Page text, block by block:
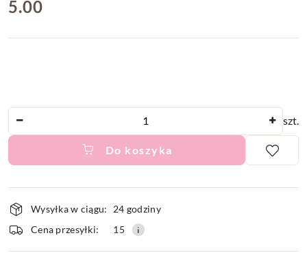
cena:
5.00
szt.
Do koszyka
i
dostawa
Wysyłka w ciągu:
24 godziny
Cena przesyłki:
15